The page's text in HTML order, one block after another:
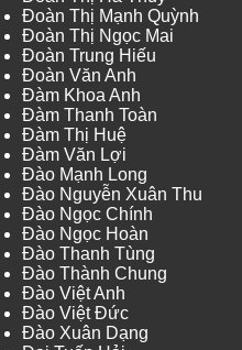
Đoàn Thị Mạnh Quỳnh
Đoàn Thị Ngọc Mai
Đoàn Trung Hiếu
Đoàn Văn Anh
Đàm Khoa Anh
Đàm Thanh Toàn
Đàm Thị Huệ
Đàm Văn Lợi
Đào Mạnh Long
Đào Nguyễn Xuân Thu
Đào Ngọc Chính
Đào Ngọc Hoàn
Đào Thanh Tùng
Đào Thành Chung
Đào Việt Anh
Đào Việt Đức
Đào Xuân Dạng